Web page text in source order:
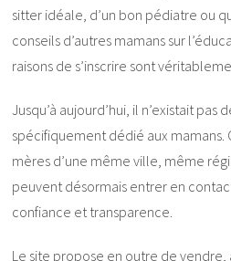
sitter idéale, d’un bon pédiatre ou
conseils d’autres mamans sur
raisons de s’inscrire sont
Jusqu’à aujourd’hui, il n’existait pas
spécifiquement dédié aux mamans.
mères d’une même ville, même
peuvent désormais entrer en
confiance et transparence.
Le site propose en outre de